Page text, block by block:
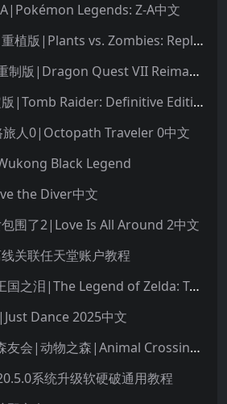
Legends: Z-A中文
植物大战僵尸：重植版|Plants vs. Zombies: Replanted中文
勇者斗恶龙7：重制版|Dragon Quest VII Reimagined中文
古墓丽影：决定版|Tomb Raider: Definitive Edition中文
人0|Octopath Traveler 0中文
Black Legend
the Diver中文
围了2|Love Is All Around 2中文
关联任天堂账户教程
塞尔达传说：王国之泪|The Legend of Zelda: Tears of the Kingdom中文
Dance 2025中文
集合啦！动物森友会|动物之森|Animal Crossing: New Horizons中文
系统升级软硬破通用教程